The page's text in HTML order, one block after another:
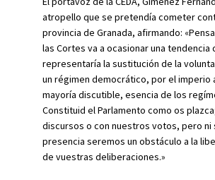
atropello que se pretendía cometer
provincia de Granada, afirmando:
las Cortes va a ocasionar una
representaría la sustitución de la
un régimen democrático, por el imperio
mayoría discutible, esencia de los
Constituid el Parlamento como os
discursos o con nuestros votos, pero ni
presencia seremos un obstáculo a la
de vuestras deliberaciones.»